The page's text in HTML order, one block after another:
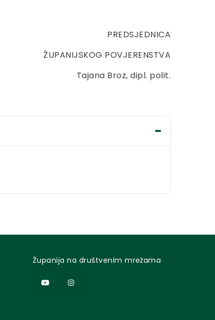
PREDSJEDNICA
ŽUPANIJSKOG POVJERENSTVA
Tajana Broz, dipl. polit.
Županija na društvenim mrežama